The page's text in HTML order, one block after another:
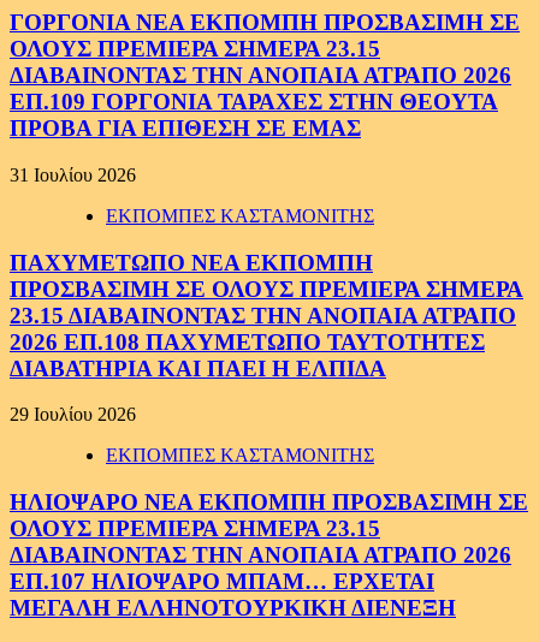
ΓΟΡΓΟΝΙΑ ΝΕΑ ΕΚΠΟΜΠΗ ΠΡΟΣΒΑΣΙΜΗ ΣΕ
ΟΛΟΥΣ ΠΡΕΜΙΕΡΑ ΣΗΜΕΡΑ 23.15
ΔΙΑΒΑΙΝΟΝΤΑΣ ΤΗΝ ΑΝΟΠΑΙΑ ΑΤΡΑΠΟ 2026
ΕΠ.109 ΓΟΡΓΟΝΙΑ ΤΑΡΑΧΕΣ ΣΤΗΝ ΘΕΟΥΤΑ
ΠΡΟΒΑ ΓΙΑ ΕΠΙΘΕΣΗ ΣΕ ΕΜΑΣ
31 Ιουλίου 2026
ΕΚΠΟΜΠΕΣ ΚΑΣΤΑΜΟΝΙΤΗΣ
ΠΑΧΥΜΕΤΩΠΟ ΝΕΑ ΕΚΠΟΜΠΗ
ΠΡΟΣΒΑΣΙΜΗ ΣΕ ΟΛΟΥΣ ΠΡΕΜΙΕΡΑ ΣΗΜΕΡΑ
23.15 ΔΙΑΒΑΙΝΟΝΤΑΣ ΤΗΝ ΑΝΟΠΑΙΑ ΑΤΡΑΠΟ
2026 ΕΠ.108 ΠΑΧΥΜΕΤΩΠΟ ΤΑΥΤΟΤΗΤΕΣ
ΔΙΑΒΑΤΗΡΙΑ ΚΑΙ ΠΑΕΙ Η ΕΛΠΙΔΑ
29 Ιουλίου 2026
ΕΚΠΟΜΠΕΣ ΚΑΣΤΑΜΟΝΙΤΗΣ
ΗΛΙΟΨΑΡΟ ΝΕΑ ΕΚΠΟΜΠΗ ΠΡΟΣΒΑΣΙΜΗ ΣΕ
ΟΛΟΥΣ ΠΡΕΜΙΕΡΑ ΣΗΜΕΡΑ 23.15
ΔΙΑΒΑΙΝΟΝΤΑΣ ΤΗΝ ΑΝΟΠΑΙΑ ΑΤΡΑΠΟ 2026
ΕΠ.107 ΗΛΙΟΨΑΡΟ ΜΠΑΜ… ΕΡΧΕΤΑΙ
ΜΕΓΑΛΗ ΕΛΛΗΝΟΤΟΥΡΚΙΚΗ ΔΙΕΝΕΞΗ